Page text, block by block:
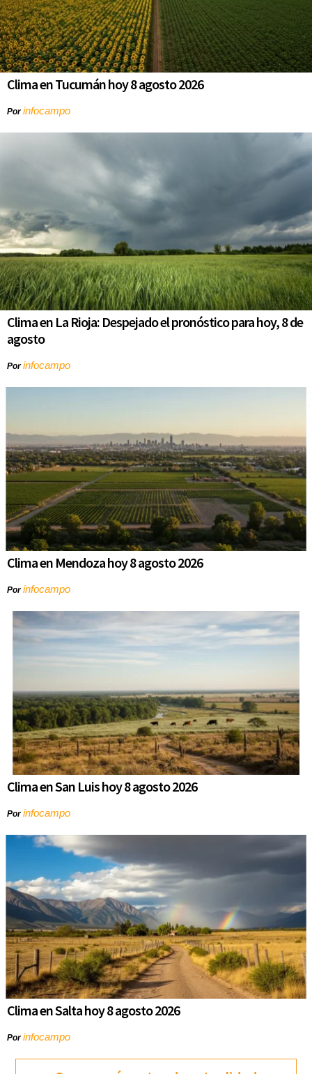
Clima en Tucumán hoy 8 agosto 2026
Porinfocampo
Clima en La Rioja: Despejado el pronóstico para hoy, 8 de
agosto
Porinfocampo
Clima en Mendoza hoy 8 agosto 2026
Porinfocampo
Clima en San Luis hoy 8 agosto 2026
Porinfocampo
Clima en Salta hoy 8 agosto 2026
Porinfocampo